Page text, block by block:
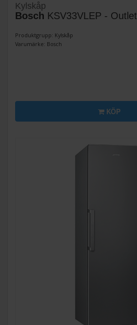
Kylskåp
Bosch KSV33VLEP - Outlet
Produktgrupp: Kylskåp
Varumärke: Bosch
KÖP